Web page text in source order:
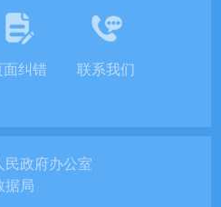
面纠错 联系我们
政府办公室
据局